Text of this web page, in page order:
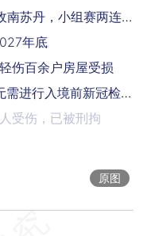
篮球世界杯：中国男篮20分不敌南苏丹，小组赛两连败
年底
伤百余户房屋受损
外交部：8月30日起 来华人员无需进行入境前新冠检测
受伤，已被刑拘
防汛防台四级响应
条件禁入机动车
原图